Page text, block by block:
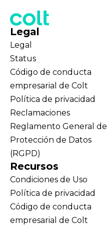
Legal
Legal
Status
Código de conducta
empresarial de Colt
Política de privacidad
Reclamaciones
Reglamento General de
Protección de Datos
(RGPD)
Recursos
Condiciones de Uso
Política de privacidad
Código de conducta
empresarial de Colt